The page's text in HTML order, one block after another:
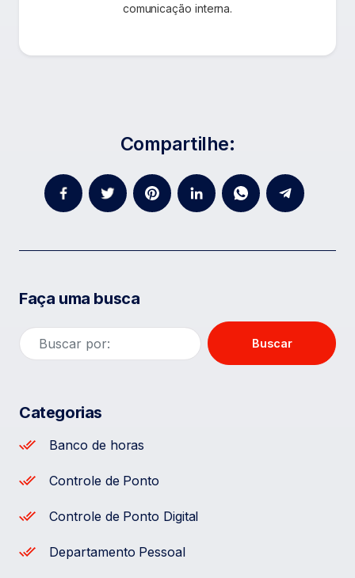
comunicação interna.
Compartilhe:
Faça uma busca
Buscar
Categorias
Banco de horas
Controle de Ponto
Controle de Ponto Digital
Departamento Pessoal